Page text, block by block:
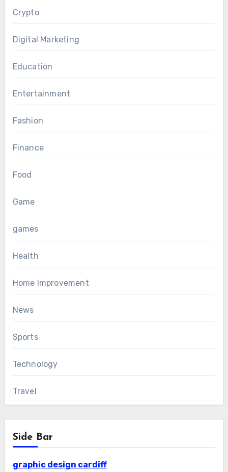
Crypto
Digital Marketing
Education
Entertainment
Fashion
Finance
Food
Game
games
Health
Home Improvement
News
Sports
Technology
Travel
Side Bar
graphic design cardiff